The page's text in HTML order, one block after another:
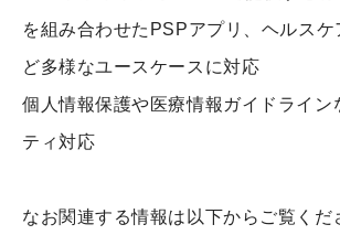
を組み合わせたPSPアプリ、ヘルスケ
ど多様なユースケースに対応
個人情報保護や医療情報ガイドライン
ティ対応
なお関連する情報は以下からご覧くだ